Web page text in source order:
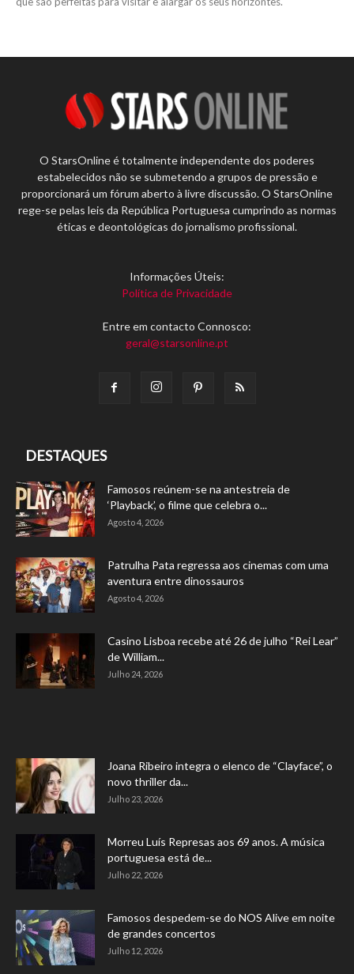
O StarsOnline é totalmente independente dos poderes
estabelecidos não se submetendo a grupos de pressão e
proporcionará um fórum aberto à livre discussão. O StarsOnline
rege-se pelas leis da República Portuguesa cumprindo as normas
éticas e deontológicas do jornalismo profissional.
Informações Úteis:
Política de Privacidade
Entre em contacto Connosco:
geral@starsonline.pt
DESTAQUES
Famosos reúnem-se na antestreia de
‘Playback’, o filme que celebra o...
Agosto 4, 2026
Patrulha Pata regressa aos cinemas com uma
aventura entre dinossauros
Agosto 4, 2026
Casino Lisboa recebe até 26 de julho “Rei Lear”
de William...
Julho 24, 2026
Joana Ribeiro integra o elenco de “Clayface”, o
novo thriller da...
Julho 23, 2026
Morreu Luís Represas aos 69 anos. A música
portuguesa está de...
Julho 22, 2026
Famosos despedem-se do NOS Alive em noite
de grandes concertos
Julho 12, 2026